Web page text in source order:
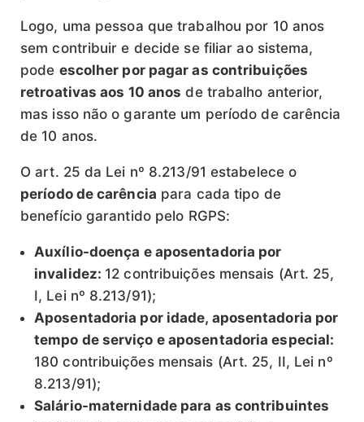
Logo, uma pessoa que trabalhou por 10 anos
sem contribuir e decide se filiar ao sistema,
pode escolher por pagar as contribuições
retroativas aos 10 anos de trabalho anterior,
mas isso não o garante um período de carência
de 10 anos.
O art. 25 da Lei nº 8.213/91 estabelece o
período de carência para cada tipo de
benefício garantido pelo RGPS:
Auxílio-doença e aposentadoria por
invalidez: 12 contribuições mensais (Art. 25,
I, Lei nº 8.213/91);
Aposentadoria por idade, aposentadoria por
tempo de serviço e aposentadoria especial:
180 contribuições mensais (Art. 25, II, Lei nº
8.213/91);
Salário-maternidade para as contribuintes